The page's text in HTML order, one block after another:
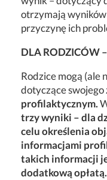
otrzymają wyników
przyczynę ich
DLA RODZICÓW
Rodzice mogą (ale
dotyczące swojego
profilaktycznym.
trzy wyniki – dla
celu określenia
informacjami
takich informacji
dodatkową opłatą.